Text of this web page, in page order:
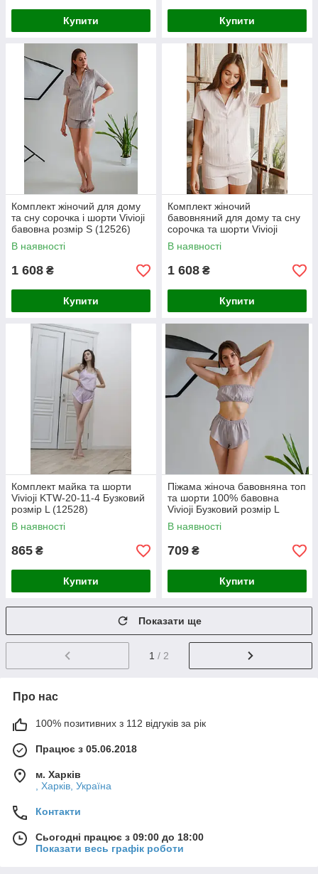
Купити Купити
Комплект жіночий для дому
та сну сорочка і шорти Vivioji
бавовна розмір S (12526)
В наявності
1 608 ₴
Купити
Комплект жіночий
бавовняний для дому та сну
сорочка та шорти Vivioji
розмір L (12526)
В наявності
1 608 ₴
Купити
Комплект майка та шорти
Vivioji KTW-20-11-4 Бузковий
розмір L (12528)
В наявності
865 ₴
Купити
Піжама жіноча бавовняна топ
та шорти 100% бавовна
Vivioji Бузковий розмір L
(12529)
В наявності
709 ₴
Купити
Показати ще
1 / 2
Про нас
100% позитивних з 112 відгуків за рік
Працює з 05.06.2018
м. Харків
, Харків, Україна
Контакти
Сьогодні працює з 09:00 до 18:00
Показати весь графік роботи